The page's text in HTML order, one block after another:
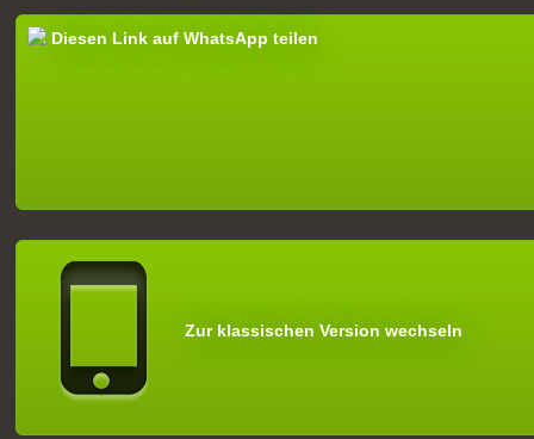
Diesen Link auf WhatsApp teilen
Zur klassischen Version wechseln